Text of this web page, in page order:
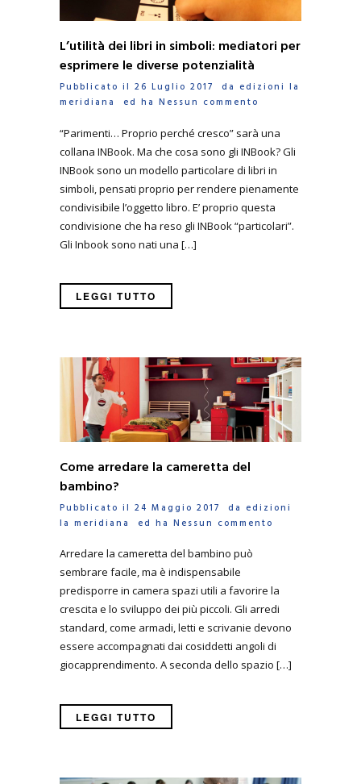
L’utilità dei libri in simboli: mediatori per
esprimere le diverse potenzialità
Pubblicato il 26 Luglio 2017 da edizioni la
meridiana
ed ha Nessun commento
“Parimenti… Proprio perché cresco” sarà una
collana INBook. Ma che cosa sono gli INBook? Gli
INBook sono un modello particolare di libri in
simboli, pensati proprio per rendere pienamente
condivisibile l’oggetto libro. E’ proprio questa
condivisione che ha reso gli INBook “particolari”.
Gli Inbook sono nati una […]
LEGGI TUTTO
Come arredare la cameretta del
bambino?
Pubblicato il 24 Maggio 2017 da edizioni
la meridiana
ed ha Nessun commento
Arredare la cameretta del bambino può
sembrare facile, ma è indispensabile
predisporre in camera spazi utili a favorire la
crescita e lo sviluppo dei più piccoli. Gli arredi
standard, come armadi, letti e scrivanie devono
essere accompagnati dai cosiddetti angoli di
giocapprendimento. A seconda dello spazio […]
LEGGI TUTTO